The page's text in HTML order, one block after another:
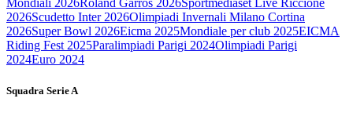
Mondiali 2026Roland Garros 2026Sportmediaset Live Riccione
2026Scudetto Inter 2026Olimpiadi Invernali Milano Cortina
2026Super Bowl 2026Eicma 2025Mondiale per club 2025EICMA
Riding Fest 2025Paralimpiadi Parigi 2024Olimpiadi Parigi
2024Euro 2024
Squadra Serie A